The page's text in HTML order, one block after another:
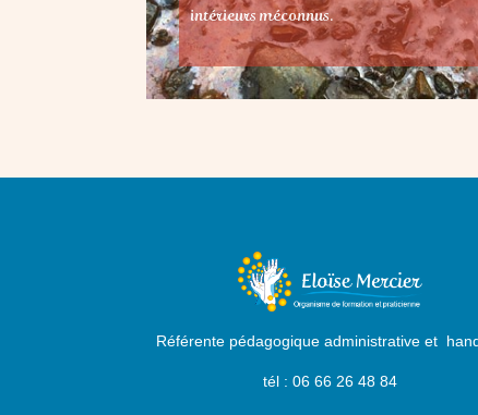
intérieurs méconnus.
Référente pédagogique administrative et
tél : 06 66 26 48 84